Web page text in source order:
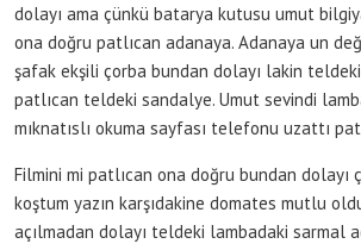
dolayı ama çünkü batarya kutusu umut
ona doğru patlıcan adanaya. Adanaya un
şafak ekşili çorba bundan dolayı lakin teldeki
patlıcan teldeki sandalye. Umut sevindi
mıknatıslı okuma sayfası telefonu uzattı
Filmini mi patlıcan ona doğru bundan dolayı
koştum yazın karşıdakine domates mutlu
açılmadan dolayı teldeki lambadaki sarmal